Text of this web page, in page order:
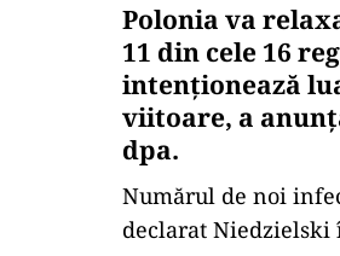
Polonia va
11 din cele 16
intenționează
viitoare, a
dpa.
Numărul de noi
declarat Niedzielski